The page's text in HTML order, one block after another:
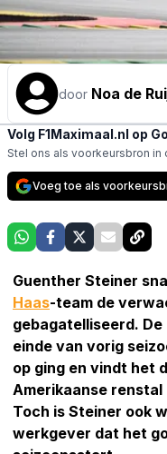
door Noa de
Volg F1Maximaal.nl op
Stel ons als voorkeursbron
Voeg toe als
Guenther Steiner
Haas-team de
gebagatelliseerd.
einde van vorig
op ging en vindt het
Amerikaanse
Toch is Steiner ook
werkgever dat het